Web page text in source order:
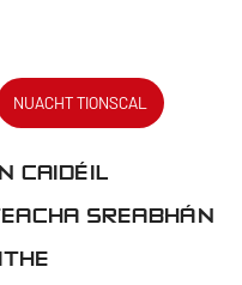
NUACHT TIONSCAL
CAIDÉIL
SREABHÁN